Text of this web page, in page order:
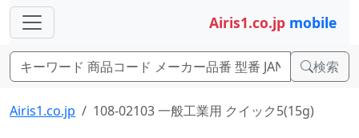
Airis1.co.jp mobile
検索
Airis1.co.jp 108-02103 一般工業用 クイック5(15g)